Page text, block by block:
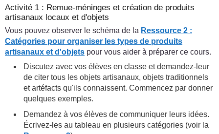
Activité 1 : Remue-méninges et création de produits
artisanaux locaux et d'objets
Vous pouvez observer le schéma de la Ressource 2 :
Catégories pour organiser les types de produits
artisanaux et d'objets pour vous aider à préparer ce cours.
Discutez avec vos élèves en classe et demandez-leur
de citer tous les objets artisanaux, objets traditionnels
et artéfacts qu'ils connaissent. Commencez par donner
quelques exemples.
Demandez à vos élèves de communiquer leurs idées.
Écrivez-les au tableau en plusieurs catégories (voir la